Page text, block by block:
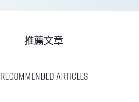
RECOMMENDED ARTICLES
推薦文章